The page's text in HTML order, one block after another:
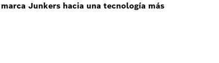
Junkers hacia una tecnología más